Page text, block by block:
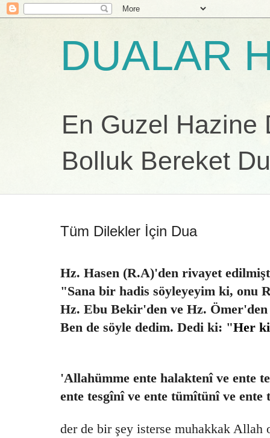
DUALAR
En Guzel Hazine
Bolluk Bereket
Tüm Dilekler İçin Dua
Hz. Hasen (R.A)'den rivayet
"Sana bir hadis söyleyeyim ki, onu
Hz. Ebu Bekir'den ve Hz.
Ben de söyle dedim. Dedi ki: "Her
'Allahümme ente halaktenî ve ente
ente tesgînî ve ente tümîtünî ve ente
der de bir şey isterse muhakkak